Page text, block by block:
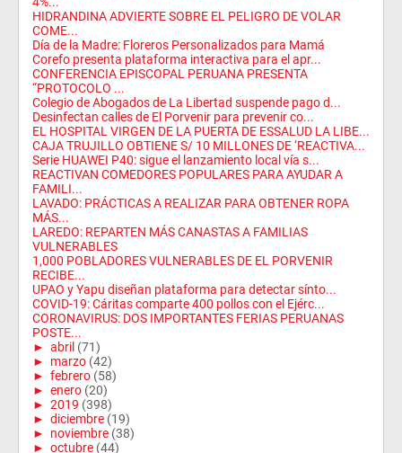
HIDRANDINA ADVIERTE SOBRE EL PELIGRO DE VOLAR
COME...
Día de la Madre: Floreros Personalizados para Mamá
Corefo presenta plataforma interactiva para el apr...
CONFERENCIA EPISCOPAL PERUANA PRESENTA
“PROTOCOLO ...
Colegio de Abogados de La Libertad suspende pago d...
Desinfectan calles de El Porvenir para prevenir co...
EL HOSPITAL VIRGEN DE LA PUERTA DE ESSALUD LA LIBE...
CAJA TRUJILLO OBTIENE S/ 10 MILLONES DE ‘REACTIVA...
Serie HUAWEI P40: sigue el lanzamiento local vía s...
REACTIVAN COMEDORES POPULARES PARA AYUDAR A
FAMILI...
LAVADO: PRÁCTICAS A REALIZAR PARA OBTENER ROPA
MÁS...
LAREDO: REPARTEN MÁS CANASTAS A FAMILIAS
VULNERABLES
1,000 POBLADORES VULNERABLES DE EL PORVENIR
RECIBE...
UPAO y Yapu diseñan plataforma para detectar sínto...
COVID-19: Cáritas comparte 400 pollos con el Ejérc...
CORONAVIRUS: DOS IMPORTANTES FERIAS PERUANAS
POSTE...
► abril (71)
► marzo (42)
► febrero (58)
► enero (20)
► 2019 (398)
► diciembre (19)
► noviembre (38)
► octubre (44)